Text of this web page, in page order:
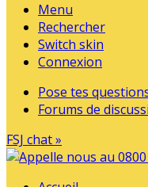
Menu
Rechercher
Switch skin
Connexion
Pose tes
Forums de
FSJ chat »